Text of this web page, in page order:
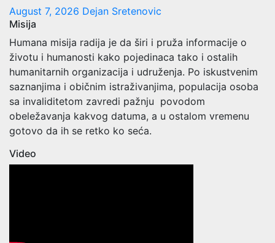
August 7, 2026 Dejan Sretenovic
Misija
Humana misija radija je da širi i pruža informacije o
životu i humanosti kako pojedinaca tako i ostalih
humanitarnih organizacija i udruženja. Po iskustvenim
saznanjima i običnim istraživanjima, populacija osoba
sa invaliditetom zavredi pažnju povodom
obeležavanja kakvog datuma, a u ostalom vremenu
gotovo da ih se retko ko seća.
Video